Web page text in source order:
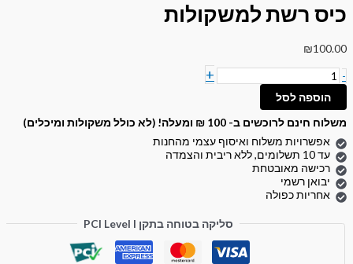
כיס רשת למשקולות
₪100.00
-
+
הוספה לסל
משלוח חינם לרוכשים ב- 100 ₪ ומעלה! (לא כולל משקולות ומיכלים)
אפשרויות משלוח ואיסוף עצמי מהחנות
עד 10 תשלומים, ללא ריבית והצמדה
רכישה מאובטחת
יבואן רשמי
אחריות כפולה
סליקה בטוחה בתקן PCI Level I